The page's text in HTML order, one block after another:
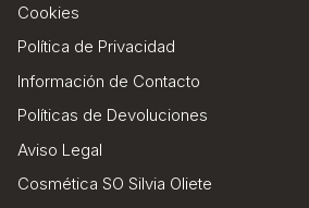
Cookies
Política de Privacidad
Información de Contacto
Políticas de Devoluciones
Aviso Legal
Cosmética SO Silvia Oliete